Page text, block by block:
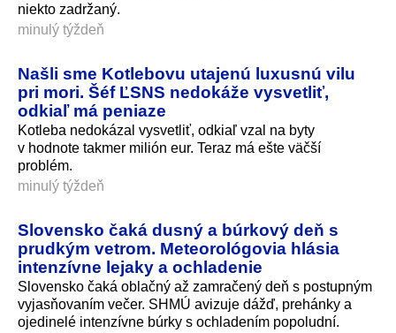
niekto zadržaný.
minulý týždeň
Našli sme Kotlebovu utajenú luxusnú vilu
pri mori. Šéf ĽSNS nedokáže vysvetliť,
odkiaľ má peniaze
Kotleba nedokázal vysvetliť, odkiaľ vzal na byty
v hodnote takmer milión eur. Teraz má ešte väčší
problém.
minulý týždeň
Slovensko čaká dusný a búrkový deň s
prudkým vetrom. Meteorológovia hlásia
intenzívne lejaky a ochladenie
Slovensko čaká oblačný až zamračený deň s postupným
vyjasňovaním večer. SHMÚ avizuje dážď, prehánky a
ojedinelé intenzívne búrky s ochladením popoludní.